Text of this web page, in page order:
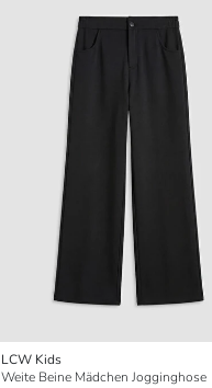
LCW Kids
Weite Beine Mädchen Jogginghose